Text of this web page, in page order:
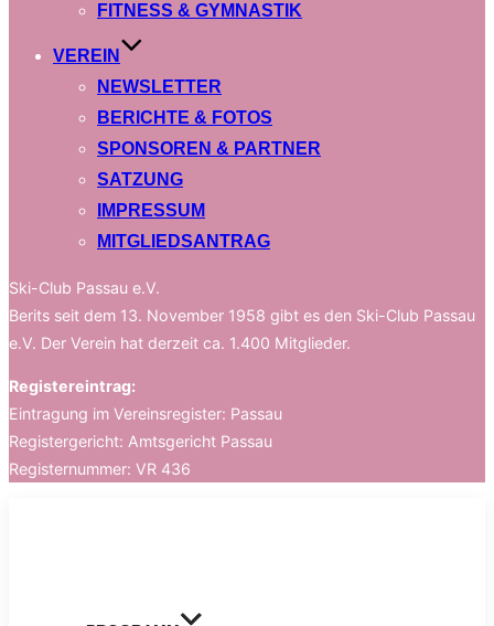
FITNESS & GYMNASTIK
VEREIN
NEWSLETTER
BERICHTE & FOTOS
SPONSOREN & PARTNER
SATZUNG
IMPRESSUM
MITGLIEDSANTRAG
Ski-Club Passau e.V.
Berits seit dem 13. November 1958 gibt es den Ski-Club Passau
e.V. Der Verein hat derzeit ca. 1.400 Mitglieder.
Registereintrag:
Eintragung im Vereinsregister: Passau
Registergericht: Amtsgericht Passau
Registernummer: VR 436